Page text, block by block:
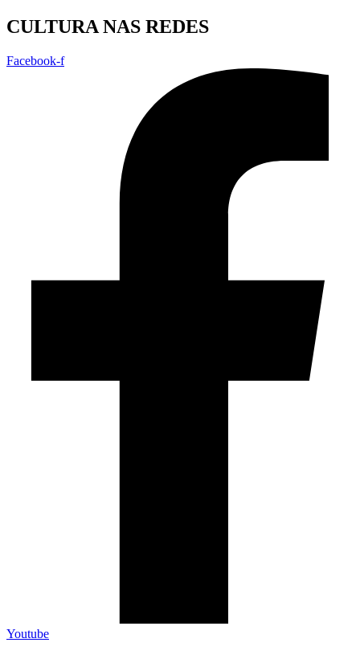
CULTURA NAS REDES
Facebook-f
Youtube